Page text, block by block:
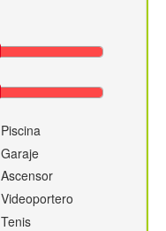
Piscina
Garaje
Ascensor
Videoportero
Tenis